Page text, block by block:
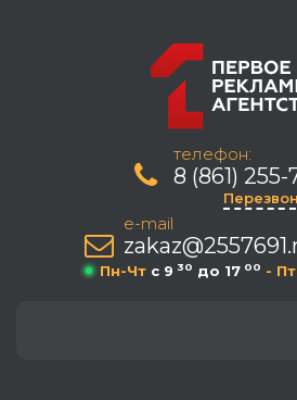
телефон:
8 (861) 255-
e-mail
Пн-Чт c 9 30 до 17 00 - Пт